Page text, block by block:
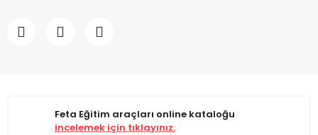
Feta Eğitim araçları online kataloğu
incelemek için tıklayınız.